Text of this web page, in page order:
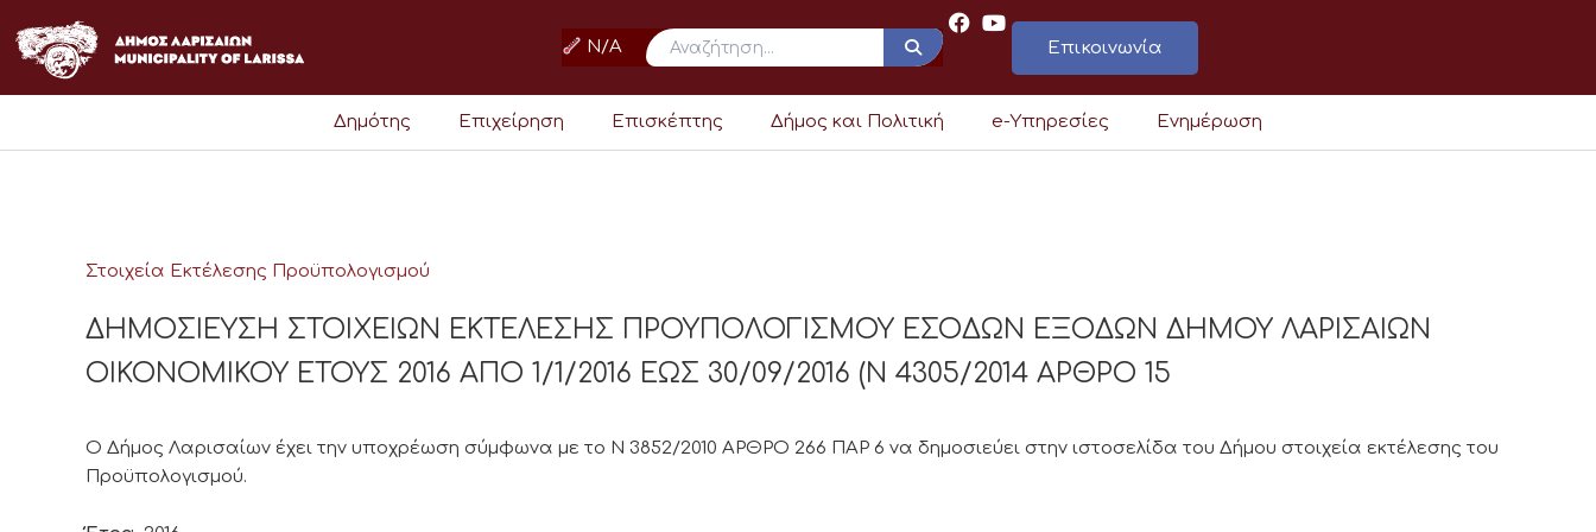
στο
περιεχόμενο
N/A Επικοινωνία
Δημότης Επιχείρηση Επισκέπτης Δήμος και Πολιτική e-Υπηρεσίες Ενημέρωση
Στοιχεία Εκτέλεσης Προϋπολογισμού
ΔΗΜΟΣΙΕΥΣΗ ΣΤΟΙΧΕΙΩΝ ΕΚΤΕΛΕΣΗΣ ΠΡΟΥΠΟΛΟΓΙΣΜΟΥ ΕΣΟΔΩΝ ΕΞΟΔΩΝ ΔΗΜΟΥ ΛΑΡΙΣΑΙΩΝ
ΟΙΚΟΝΟΜΙΚΟΥ ΕΤΟΥΣ 2016 ΑΠΟ 1/1/2016 ΕΩΣ 30/09/2016 (Ν 4305/2014 ΑΡΘΡΟ 15
Ο Δήμος Λαρισαίων έχει την υποχρέωση σύμφωνα με το Ν 3852/2010 ΑΡΘΡΟ 266 ΠΑΡ 6 να δημοσιεύει στην ιστοσελίδα του Δήμου στοιχεία εκτέλεσης του
Προϋπολογισμού.